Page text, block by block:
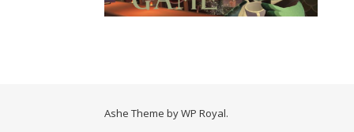
Ashe Theme byWP Royal.